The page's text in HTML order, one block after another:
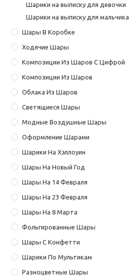
Шарики на выписку для девочки
Шарики на выписку для мальчика
Шары В Коробке
Ходячие Шары
Композиции Из Шаров С Цифрой
Композиции Из Шаров
Облака Из Шаров
Светящиеся Шары
Модные Воздушные Шары
Оформление Шарами
Шарики На Хэллоуин
Шары На Новый Год
Шары На 14 Февраля
Шары На 23 Февраля
Шары На 8 Марта
Фольгированные Шары
Шары С Конфетти
Шарики По Мультикам
Разноцветные Шары